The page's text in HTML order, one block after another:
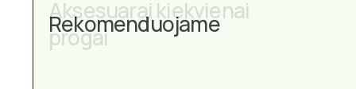
Aksesuarai kiekvienai
progai